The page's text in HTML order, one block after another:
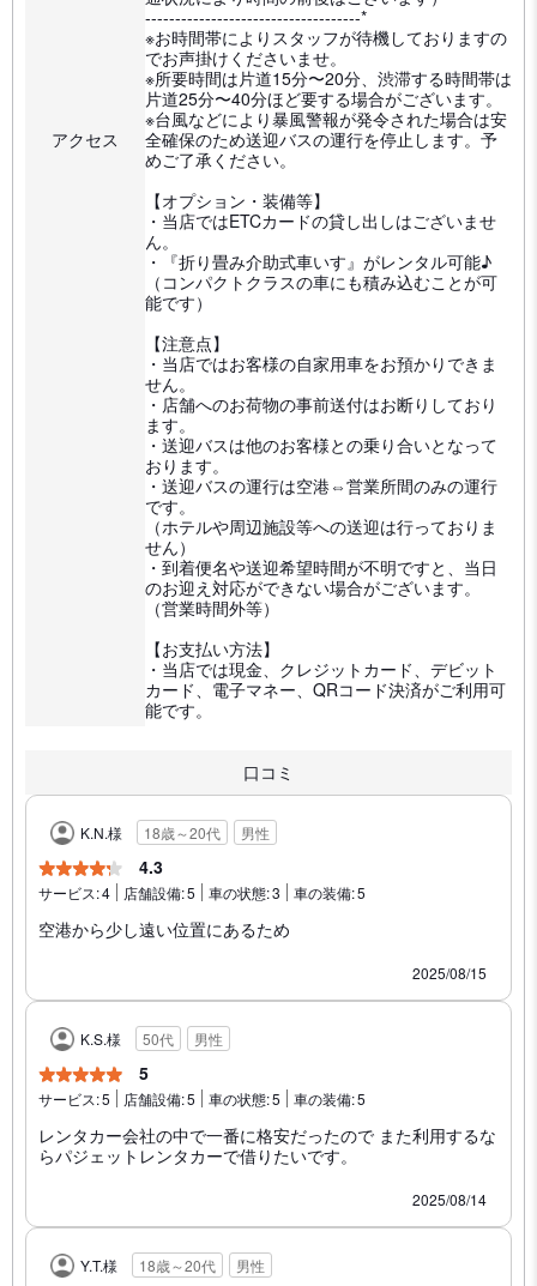
アクセス
------------------------------------*
※お時間帯によりスタッフが待機しておりますの
でお声掛けくださいませ。
※所要時間は片道15分〜20分、渋滞する時間帯は
片道25分〜40分ほど要する場合がございます。
※台風などにより暴風警報が発令された場合は安
全確保のため送迎バスの運行を停止します。予
めご了承ください。
【オプション・装備等】
・当店ではETCカードの貸し出しはございませ
ん。
・『折り畳み介助式車いす』がレンタル可能♪
（コンパクトクラスの車にも積み込むことが可
能です）
【注意点】
・当店ではお客様の自家用車をお預かりできま
せん。
・店舗へのお荷物の事前送付はお断りしており
ます。
・送迎バスは他のお客様との乗り合いとなって
おります。
・送迎バスの運行は空港⇔営業所間のみの運行
です。
（ホテルや周辺施設等への送迎は行っておりま
せん）
・到着便名や送迎希望時間が不明ですと、当日
のお迎え対応ができない場合がございます。
（営業時間外等）
【お支払い方法】
・当店では現金、クレジットカード、デビット
カード、電子マネー、QRコード決済がご利用可
能です。
口コミ
K.N.様 18歳～20代 男性
4.3
サービス:4 店舗設備:5 車の状態:3 車の装備:5
空港から少し遠い位置にあるため
2025/08/15
K.S.様 50代 男性
5
サービス:5 店舗設備:5 車の状態:5 車の装備:5
レンタカー会社の中で一番に格安だったので また利用するな
らパジェットレンタカーで借りたいです。
2025/08/14
Y.T.様 18歳～20代 男性